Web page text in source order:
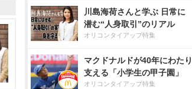
川島海荷さんと学ぶ 日常に
潜む“人身取引”のリアル
オリコンタイアップ特集
マクドナルドが40年にわたり
支える「小学生の甲子園」
オリコンタイアップ特集